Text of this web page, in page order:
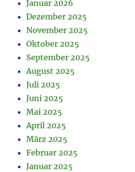
Januar 2026
Dezember 2025
November 2025
Oktober 2025
September 2025
August 2025
Juli 2025
Juni 2025
Mai 2025
April 2025
März 2025
Februar 2025
Januar 2025